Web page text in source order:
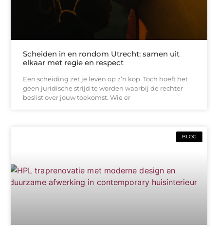
Scheiden in en rondom Utrecht: samen uit
elkaar met regie en respect
Een scheiding zet je leven op z’n kop. Toch hoeft het
geen juridische strijd te worden waarbij de rechter
beslist over jouw toekomst. Wie er
BLOG